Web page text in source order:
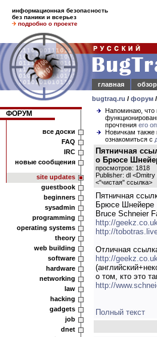
информационная безопасность
без паники и всерьез
подробно о проекте
главная
обзор
bugtraq.ru / форум /
ФОРУМ
все доски
FAQ
IRC
новые сообщения
site updates
guestbook
beginners
sysadmin
programming
operating systems
theory
web building
software
hardware
networking
law
hacking
gadgets
job
dnet
Напоминаю, что
прочтения его
Новичкам также
ознакомиться с
Пятничная
о Брюсе
просмотров: 1818
Publisher: dl <Dmitry
<"чистая" ссылка>
Пятничная
Брюсе Шнейере
Bruce Schneier
http://
http://
Отличная
http://
о том, кто это
http://
Полный текст